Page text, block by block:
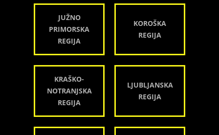
JUŽNO
PRIMORSKA
REGIJA
KOROŠKA
REGIJA
KRAŠKO-
NOTRANJSKA
REGIJA
LJUBLJANSKA
REGIJA